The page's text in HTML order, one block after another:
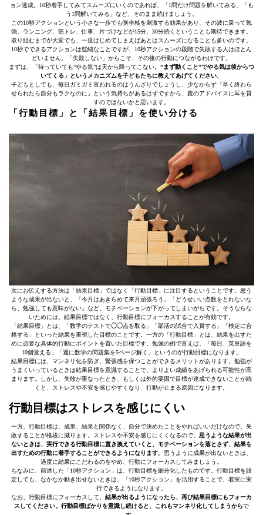
ョン達成。10秒着手してみてスムーズにいくのであれば、「1問だけ問題を解いてみる」「も
う1問解いてみる」など、そのまま続けましょう。
この10秒アクションという小さな一歩でも側坐核を刺激する効果があり、その波に乗って勉
強、ランニング、筋トレ、仕事、片づけなどが15分、30分続くということも期待できます。
取り組むまでが大変でも、一度はじめてしまえばあとはスムーズになることも多いのです。
10秒でできるアクションは些細なことですが、10秒アクションの段階で失敗する人はほとん
どいません。「失敗しない」からこそ、その後の行動につながるわけです。
まずは、「待っていても“やる気”は天から降ってこない。 “まず動くこと“でやる気は後からつ
いてくる」というメカニズムを子どもたちに教えてあげてください
子どもとしても、毎日ガミガミ言われるのはうんざりでしょうし、少なからず「早く終わら
せられたら自分もラクなのに」という気持ちがあるはずですから、親のアドバイスに耳を貸
すのではないかと思います。
「行動目標」と「結果目標」を使い分ける
次にお伝えする方法は「結果目標」ではなく「行動目標」に注目するということです。思う
ような成果が出ないと、「今月はあきらめて来月頑張ろう」「どうせいい点数をとれないな
ら、勉強しても意味がない」など、モチベーションが下がってしまいがちです。そうならな
いためには、結果目標ではなく、行動目標にフォーカスすることが有効です。
「結果目標」とは、「数学のテストで◯◯点を取る」「部活の試合で入賞する」「検定に合
格する」といった結果を重視した目標のことです。一方の「行動目標」とは、結果を出すた
めに必要な具体的行動にポイントを置いた目標です。勉強の例で言えば、「毎日、英単語を
10個覚える」「週に数学の問題集を5ページ解く」というのが行動目標になります。
結果目標には、マンネリ化を防ぎ、緊張感を保つことができるメリットがあります。勉強が
うまくいっているときは結果目標を意識することで、よりよい成績をあげられる可能性が高
まります。しかし、失敗が重なったとき、もしくは外的要因で目標が達成できないことが続
くと、ストレスや不安を感じやすくなり、行動が止まる原因になります。
行動目標はストレスを感じにくい
一方、行動目標は、成果、結果と関係なく、自分で決めたことをやればいいだけなので、失
敗することが格段に減ります。ストレスや不安を感じにくくなるので、 思うような結果が出
ないときは、実行できる行動目標に置き換えていくと、モチベーションを落とさず、結果を
出すための行動に着手することができるようになります 。思うように成果が出ないときは、
過度に結果にこだわるのをやめ、行動にフォーカスしてみましょう。
ちなみに、前述した「10秒アクション」は、行動目標を細分化したものです。行動目標を設
定しても、なかなか動き出せないときは、「10秒アクション」を活用することで、着実に実
行できるようになります。
なお、行動目標にフォーカスして、 結果が出るようになったら、再び結果目標にもフォーカ
スしてください。行動目標ばかりを意識し続けると、これもマンネリ化してしまうからで